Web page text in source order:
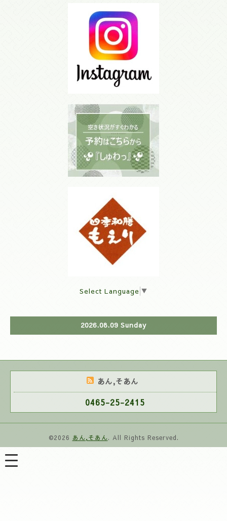
Select Language ▼
2026.08.09 Sunday
あん,そあん
0465-25-2415
©2026 あん,そあん. All Rights Reserved.